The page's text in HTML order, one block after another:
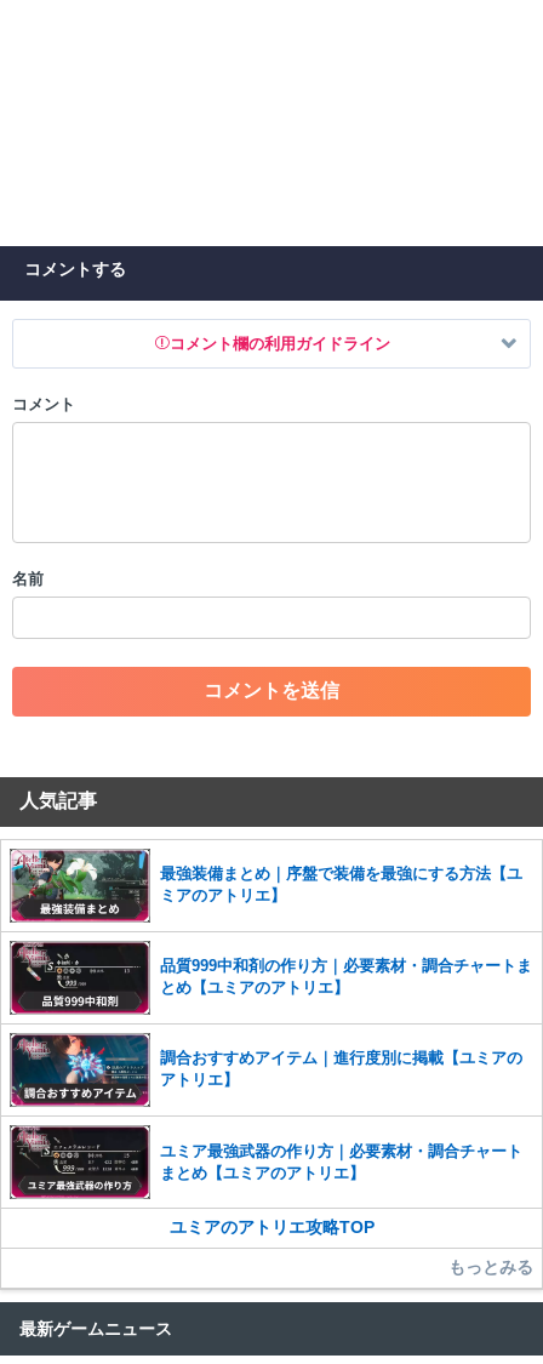
コメントする
コメント欄の利用ガイドライン
以下の書き込みを禁止とし、場合によってはコメント削除や書き込み制
・一度削除された投稿を再び投稿すること
・アカウントの売買など金銭が絡む内容の投稿
・各ゲームのネタバレを含む内容の投稿
・その他、管理者が不適切と判断した投稿
コメントの削除を申請する
せていただきます。ご了承ください。
※一度削除したコメントは復元ができませんのでご注意くだ
さい。
また、過度な利用規約の違反や、弊社に損害の及ぶ内容の書き込みがあ
った場合は、法的措置をとらせていただく場合もございますので、あら
かじめご理解くださいませ。
コメント
名前
人気記事
最強装備まとめ｜序盤で装備を最強にする方法【ユ
ミアのアトリエ】
品質999中和剤の作り方｜必要素材・調合チャートま
とめ【ユミアのアトリエ】
調合おすすめアイテム｜進行度別に掲載【ユミアの
アトリエ】
ユミア最強武器の作り方｜必要素材・調合チャート
まとめ【ユミアのアトリエ】
ユミアのアトリエ攻略TOP
もっとみる
最新ゲームニュース